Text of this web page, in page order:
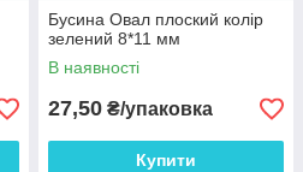
Бусина Овал плоский колір
зелений 8*11 мм
В наявності
27,50 ₴/упаковка
Купити